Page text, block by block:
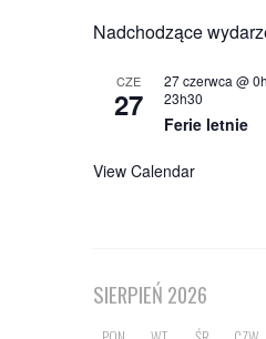
Nadchodzące
CZE
27
27 czerwca @
23h30
Ferie letnie
View Calendar
SIERPIEŃ 2026